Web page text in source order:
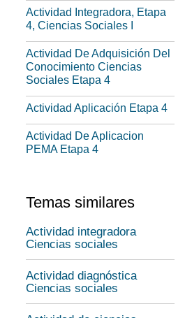
Actividad Integradora, Etapa
4, Ciencias Sociales I
Actividad De Adquisición Del
Conocimiento Ciencias
Sociales Etapa 4
Actividad Aplicación Etapa 4
Actividad De Aplicacion
PEMA Etapa 4
Temas similares
Actividad integradora
Ciencias sociales
Actividad diagnóstica
Ciencias sociales